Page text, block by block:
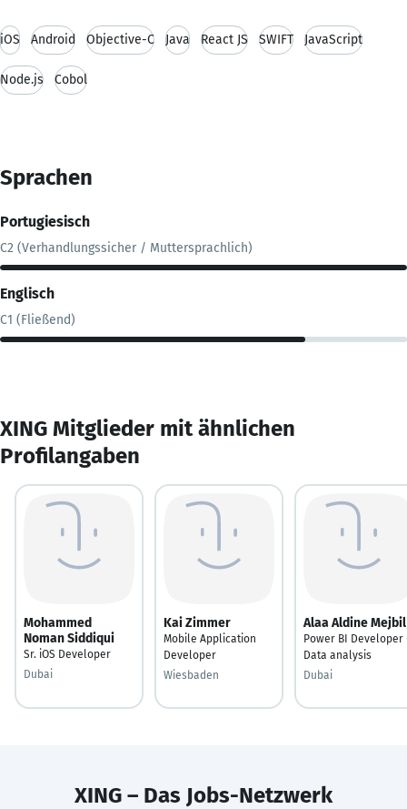
iOS Android Objective-C Java React JS SWIFT JavaScript
Node.js Cobol
Sprachen
Portugiesisch
C2 (Verhandlungssicher / Muttersprachlich)
Englisch
C1 (Fließend)
XING Mitglieder mit ähnlichen
Profilangaben
Mohammed
Noman Siddiqui
Sr. iOS Developer
Dubai
Kai Zimmer
Mobile Application
Developer
Wiesbaden
Alaa Aldine Mejbil
Power BI Developer
Data analysis
Dubai
XING – Das Jobs-Netzwerk